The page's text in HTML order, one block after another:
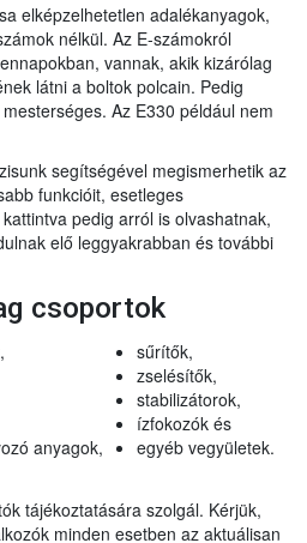
elképzelhetetlen adalékanyagok,
nélkül. Az E-számokról
vannak, akik kizárólag
látni a boltok polcain. Pedig
Az E330 például nem
segítségével megismerhetik az
funkcióit, esetleges
pedig arról is olvashatnak,
elő leggyakrabban és további
csoportok
anyagok,
sűrítők,
zselésítők,
stabilizátorok,
ízfokozók és
egyéb vegyületek.
tájékoztatására szolgál. Kérjük,
minden esetben az aktuálisan